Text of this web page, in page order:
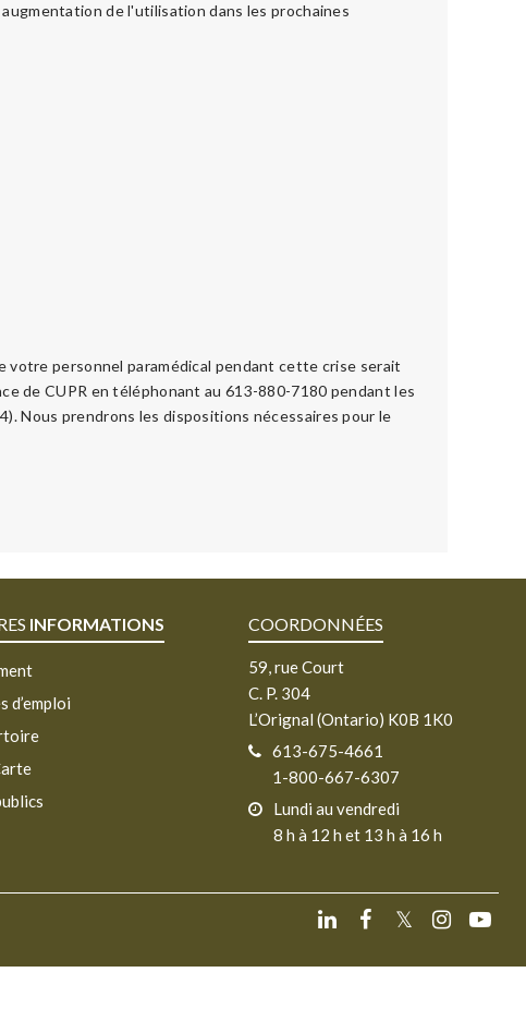
de l'utilisation dans les prochaines
votre personnel paramédical pendant cette crise serait
de CUPR en téléphonant au 613-880-7180 pendant les
Nous prendrons les dispositions nécessaires pour le
INFORMATIONS
d’emploi
COORDONNÉES
59, rue Court
C. P. 304
L’Orignal (Ontario) K0B 1K0
613-675-4661
1-800-667-6307
Lundi au vendredi
8 h à 12 h et 13 h à 16 h
𝕏